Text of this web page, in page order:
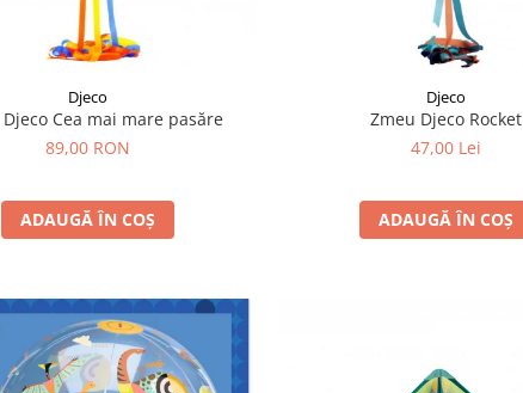
Djeco
Cea mai mare pasăre
89,00 RON
ADAUGĂ ÎN COȘ
Djeco
Zmeu Djeco Rocket
47,00 Lei
ADAUGĂ ÎN COȘ